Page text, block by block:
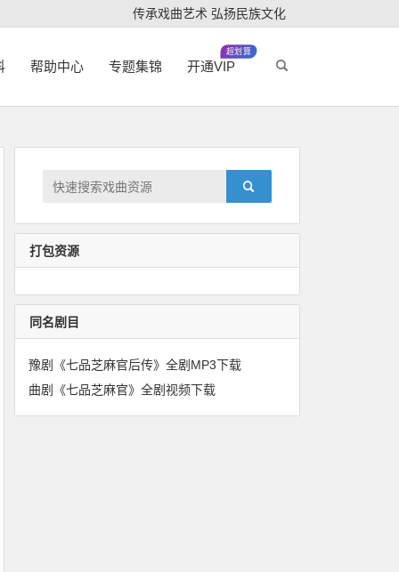
传承戏曲艺术 弘扬民族文化
帮助中心 专题集锦 开通VIP
超划算
打包资源
同名剧目
豫剧《七品芝麻官后传》全剧MP3下载
曲剧《七品芝麻官》全剧视频下载